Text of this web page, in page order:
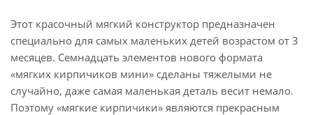
Этот красочный мягкий конструктор предназначен
специально для самых маленьких детей возрастом от 3
месяцев. Семнадцать элементов нового формата
«мягких кирпичиков мини» сделаны тяжелыми не
случайно, даже самая маленькая деталь весит немало.
Поэтому «мягкие кирпичики» являются прекрасным